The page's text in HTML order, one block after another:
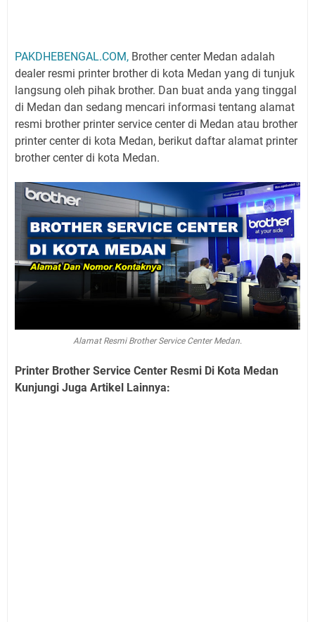
PAKDHEBENGAL.COM, Brother center Medan adalah
dealer resmi printer brother di kota Medan yang di tunjuk
langsung oleh pihak brother. Dan buat anda yang tinggal
di Medan dan sedang mencari informasi tentang alamat
resmi brother printer service center di Medan atau brother
printer center di kota Medan, berikut daftar alamat printer
brother center di kota Medan.
Alamat Resmi Brother Service Center Medan.
Printer Brother Service Center Resmi Di Kota Medan
Kunjungi Juga Artikel Lainnya: